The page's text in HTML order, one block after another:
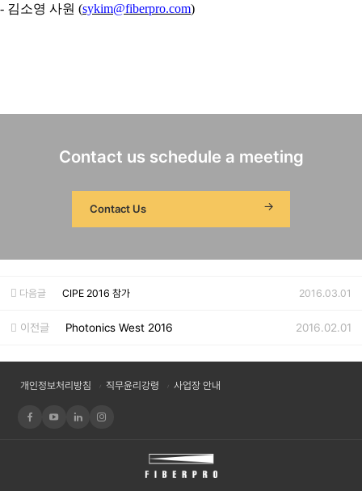
- 김소영 사원 (sykim@fiberpro.com)
Contact us schedule a meeting
Contact Us
다음글 CIPE 2016 참가 2016.03.01
이전글 Photonics West 2016 2016.02.01
개인정보처리방침 직무윤리강령 사업장 안내